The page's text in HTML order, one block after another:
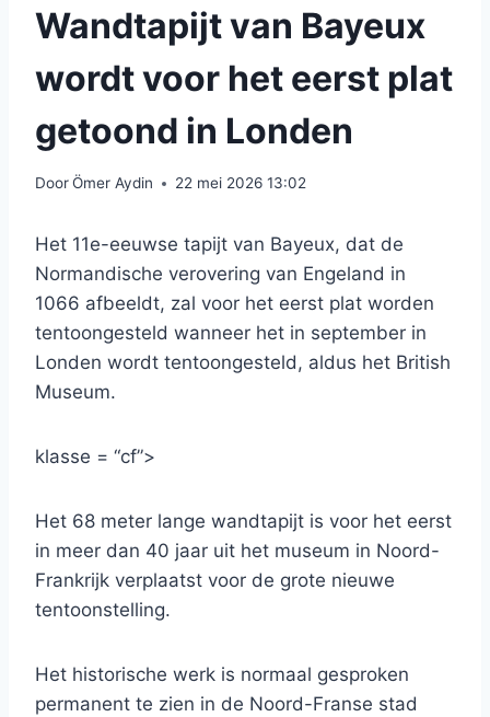
Wandtapijt van Bayeux
wordt voor het eerst plat
getoond in Londen
DoorÖmer Aydin 22 mei 2026 13:02
Het 11e-eeuwse tapijt van Bayeux, dat de
Normandische verovering van Engeland in
1066 afbeeldt, zal voor het eerst plat worden
tentoongesteld wanneer het in september in
Londen wordt tentoongesteld, aldus het British
Museum.
klasse = “cf”>
Het 68 meter lange wandtapijt is voor het eerst
in meer dan 40 jaar uit het museum in Noord-
Frankrijk verplaatst voor de grote nieuwe
tentoonstelling.
Het historische werk is normaal gesproken
permanent te zien in de Noord-Franse stad